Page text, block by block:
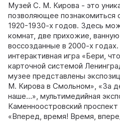
Музей С. М. Кирова - это
позволяющее познакомиться
1920-1930-х годов. Здесь
комнат, две прихожие,
воссозданные в 2000-х
интерактивная игра «Бери,
карточной системой
музее представлены
М. Кирова в Смольном», «За
наше…», мультимедийная
Каменноостровский
«Вперед, время! Время,